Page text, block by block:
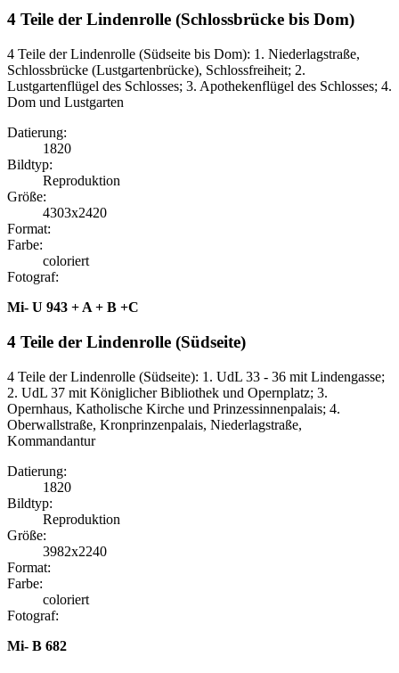
4 Teile der Lindenrolle (Schlossbrücke bis Dom)
4 Teile der Lindenrolle (Südseite bis Dom): 1. Niederlagstraße,
Schlossbrücke (Lustgartenbrücke), Schlossfreiheit; 2.
Lustgartenflügel des Schlosses; 3. Apothekenflügel des Schlosses; 4.
Dom und Lustgarten
Datierung:
1820
Bildtyp:
Reproduktion
Größe:
4303x2420
Format:
Farbe:
coloriert
Fotograf:
Mi- U 943 + A + B +C
4 Teile der Lindenrolle (Südseite)
4 Teile der Lindenrolle (Südseite): 1. UdL 33 - 36 mit Lindengasse;
2. UdL 37 mit Königlicher Bibliothek und Opernplatz; 3.
Opernhaus, Katholische Kirche und Prinzessinnenpalais; 4.
Oberwallstraße, Kronprinzenpalais, Niederlagstraße,
Kommandantur
Datierung:
1820
Bildtyp:
Reproduktion
Größe:
3982x2240
Format:
Farbe:
coloriert
Fotograf:
Mi- B 682